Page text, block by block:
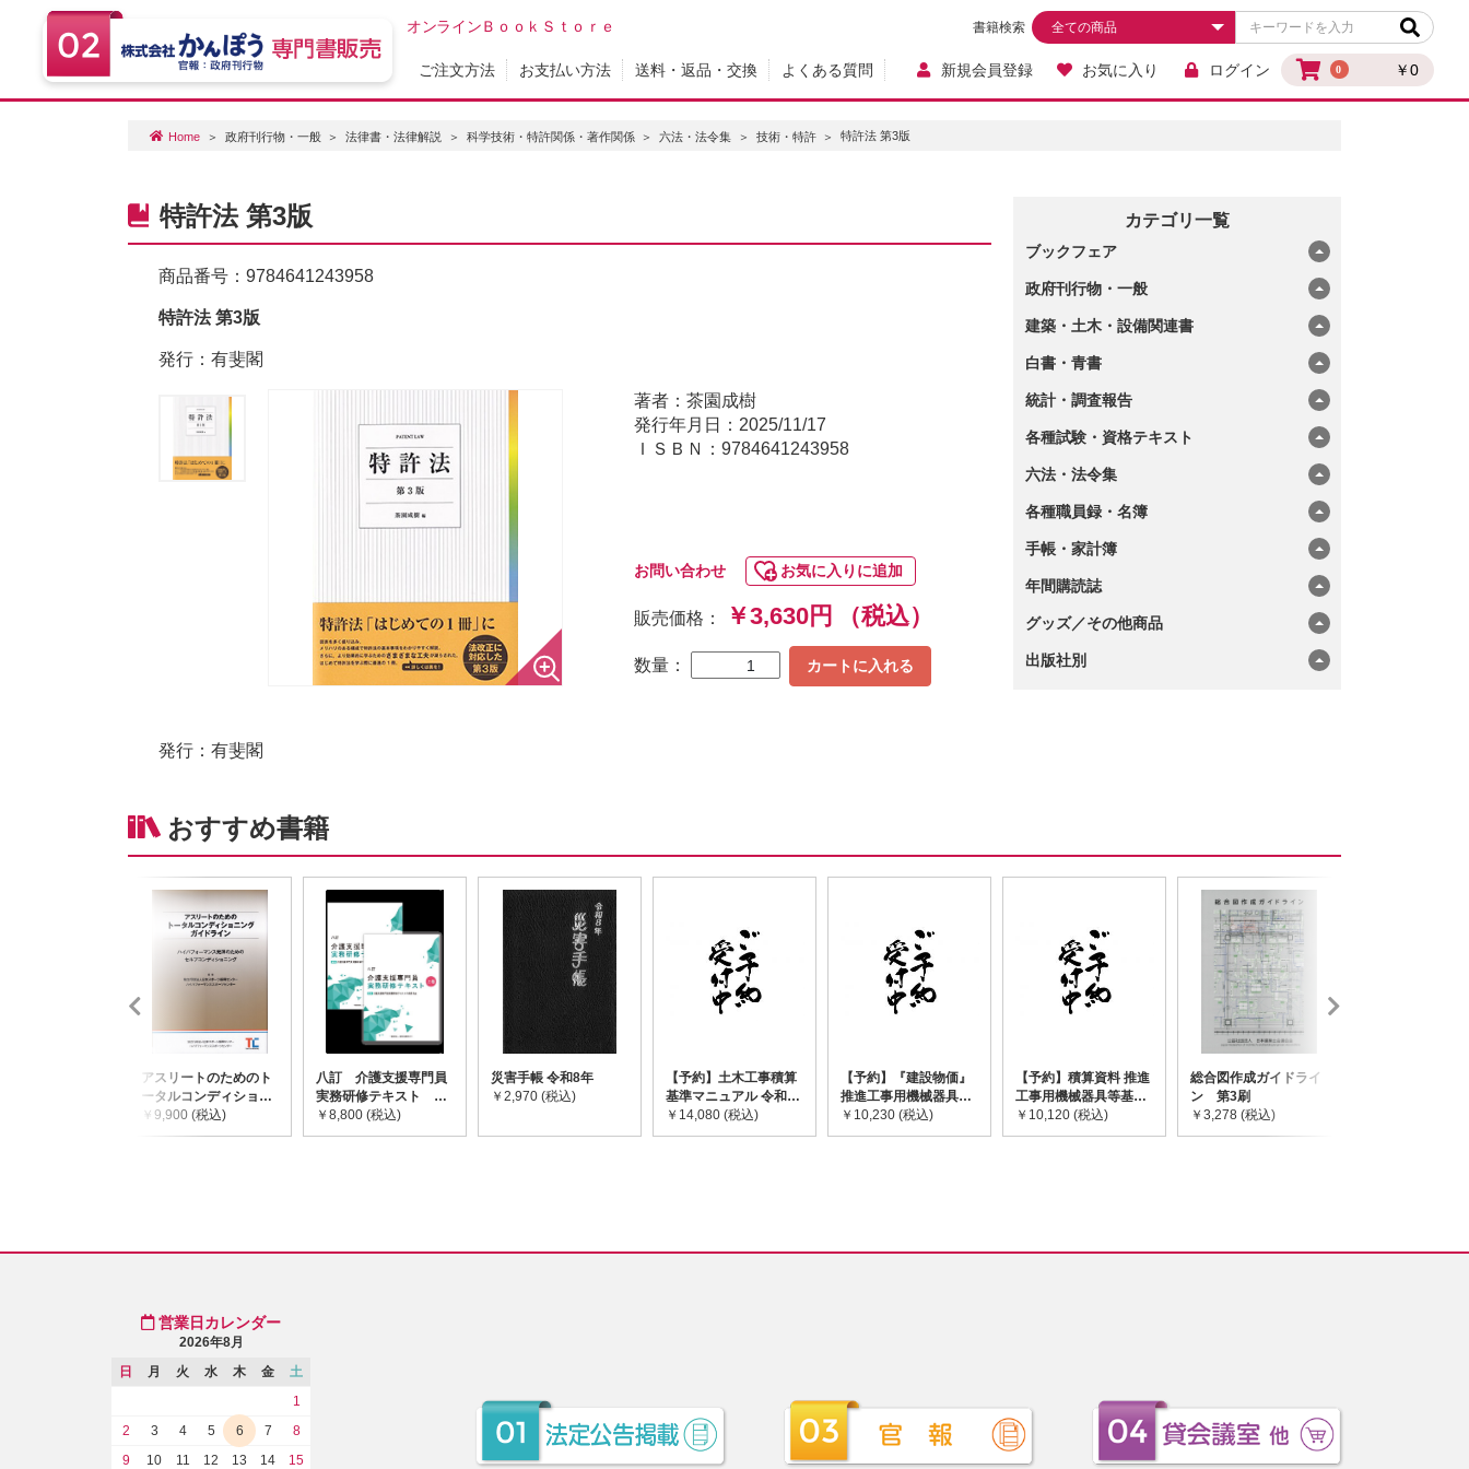
オンラインＢｏｏｋＳｔｏｒｅ
0 ￥0
書籍検索
ご注文方法 お支払い方法 送料・返品・交換 よくある質問 新規会員登録 お気に入り ログイン
Home 政府刊行物・一般 法律書・法律解説 科学技術・特許関係・著作関係 六法・法令集 技術・特許 特許法 第3版
カテゴリ一覧
ブックフェア
政府刊行物・一般
建築・土木・設備関連書
白書・青書
統計・調査報告
各種試験・資格テキスト
六法・法令集
各種職員録・名簿
手帳・家計簿
年間購読誌
グッズ／その他商品
出版社別
特許法 第3版
商品番号： 9784641243958
特許法 第3版
発行：有斐閣
著者：茶園成樹
発行年月日：2025/11/17
ＩＳＢＮ：9784641243958
お問い合わせ お気に入りに追加
販売価格： ￥3,630円 （税込）
数量： カートに入れる
発行：有斐閣
おすすめ書籍
アスリートのためのト
ータルコンディショニ
ングガイドライン
￥9,900 (税込)
八訂 介護支援専門員
実務研修テキスト
(上・下巻/分売不可)
￥8,800 (税込)
災害手帳 令和8年
￥2,970 (税込)
【予約】土木工事積算
基準マニュアル 令和8
年度版 ※2026年8月
下旬発売予定
￥14,080 (税込)
【予約】『建設物価』
推進工事用機械器具等
基礎価格表 2026年度
版 ※2026/8/31発売予
￥10,230 (税込)
【予約】積算資料 推進
工事用機械器具等基礎
価格表 2026年度版
※2026/8/31発売予定
￥10,120 (税込)
総合図作成ガイドライ
ン 第3刷
￥3,278 (税込)
営業日カレンダー
2026年8月
日
月 火 水 木 金
土
1
2
3 4 5 6 7
8
9
10 11 12 13 14 15